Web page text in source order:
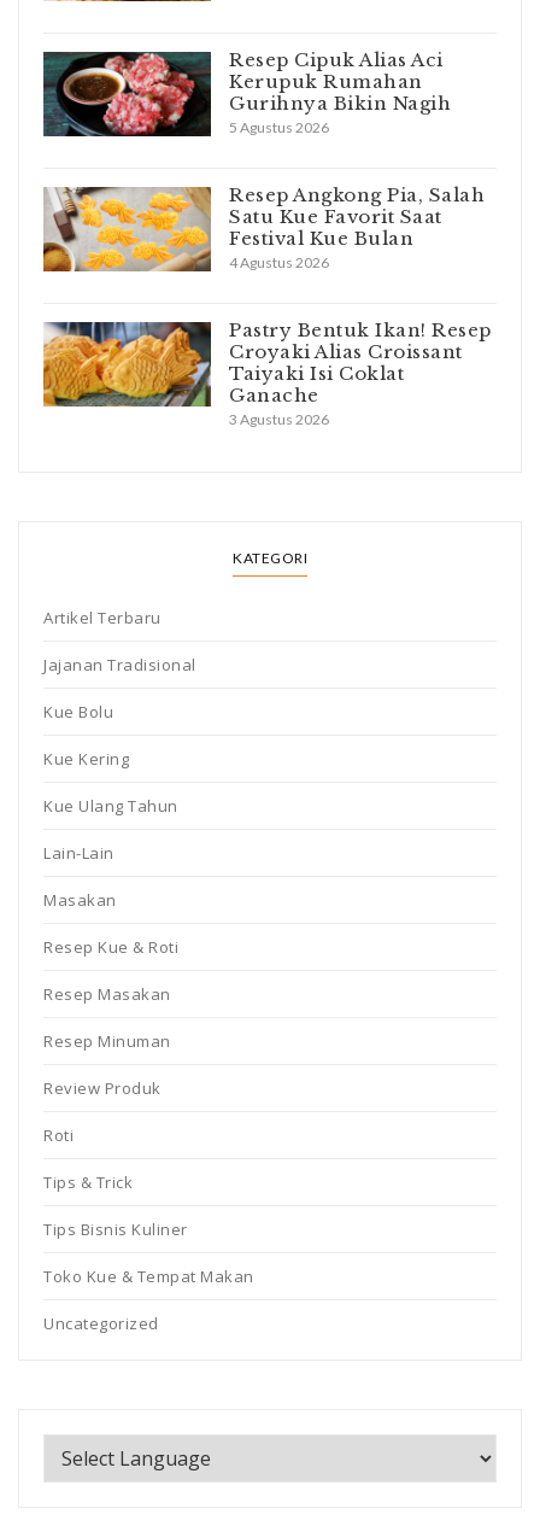
Resep Cipuk Alias Aci
Kerupuk Rumahan
Gurihnya Bikin Nagih
5 Agustus 2026
Resep Angkong Pia, Salah
Satu Kue Favorit Saat
Festival Kue Bulan
4 Agustus 2026
Pastry Bentuk Ikan! Resep
Croyaki Alias Croissant
Taiyaki Isi Coklat
Ganache
3 Agustus 2026
KATEGORI
Artikel Terbaru
Jajanan Tradisional
Kue Bolu
Kue Kering
Kue Ulang Tahun
Lain-Lain
Masakan
Resep Kue & Roti
Resep Masakan
Resep Minuman
Review Produk
Roti
Tips & Trick
Tips Bisnis Kuliner
Toko Kue & Tempat Makan
Uncategorized